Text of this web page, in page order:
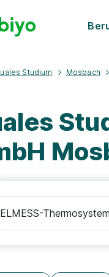
Studium Mosbach